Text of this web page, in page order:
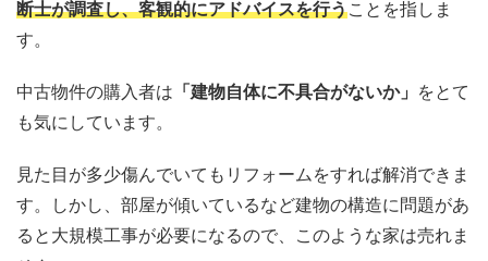
断士が調査し、客観的にアドバイスを行うことを指しま
す。
中古物件の購入者は 「建物自体に不具合がないか」
をとて
も気にしています。
見た目が多少傷んでいてもリフォームをすれば解消できま
す。しかし、部屋が傾いているなど建物の構造に問題があ
ると大規模工事が必要になるので、このような家は売れま